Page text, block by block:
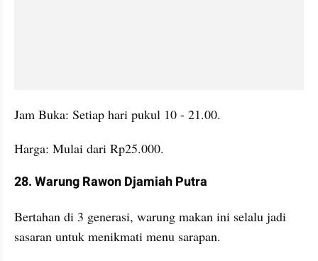
Jam Buka: Setiap hari pukul 10 - 21.00.
Harga: Mulai dari Rp25.000.
28. Warung Rawon Djamiah Putra
Bertahan di 3 generasi, warung makan ini selalu jadi
sasaran untuk menikmati menu sarapan.